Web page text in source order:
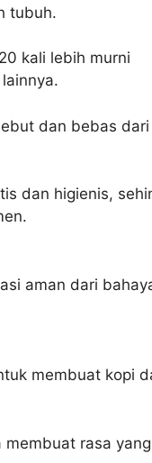
tubuh.
kali lebih murni
dan bebas dari
dan higienis,
aman dari
membuat kopi
membuat rasa yang